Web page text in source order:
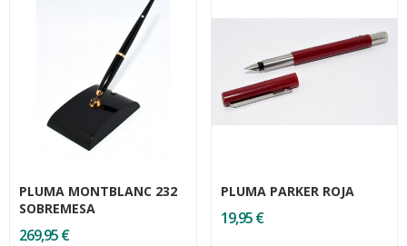
PLUMA MONTBLANC 232
SOBREMESA
269,95 €
PLUMA PARKER ROJA
19,95 €